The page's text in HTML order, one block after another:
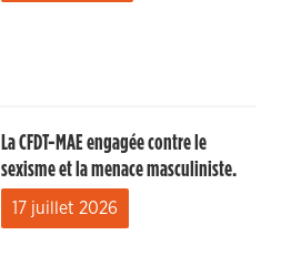
La CFDT-MAE engagée contre le
sexisme et la menace masculiniste.
17 juillet 2026